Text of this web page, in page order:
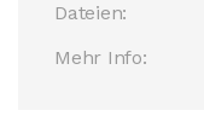
Dateien:
Mehr Info: